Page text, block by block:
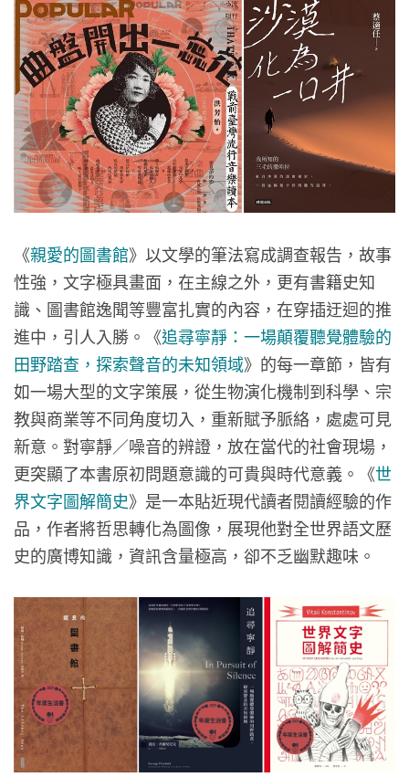
《親愛的圖書館》以文學的筆法寫成調查報告，故事
性強，文字極具畫面，在主線之外，更有書籍史知
識、圖書館逸聞等豐富扎實的內容，在穿插迂迴的推
進中，引人入勝。《追尋寧靜：一場顛覆聽覺體驗的
田野踏查，探索聲音的未知領域》的每一章節，皆有
如一場大型的文字策展，從生物演化機制到科學、宗
教與商業等不同角度切入，重新賦予脈絡，處處可見
新意。對寧靜／噪音的辨證，放在當代的社會現場，
更突顯了本書原初問題意識的可貴與時代意義。《世
界文字圖解簡史》是一本貼近現代讀者閱讀經驗的作
品，作者將哲思轉化為圖像，展現他對全世界語文歷
史的廣博知識，資訊含量極高，卻不乏幽默趣味。